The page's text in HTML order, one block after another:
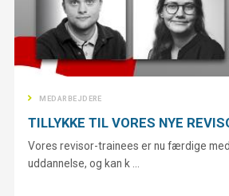
MEDARBEJDERE
TILLYKKE TIL VORES NYE
Vores revisor-trainees er nu færdige
uddannelse, og kan k ...